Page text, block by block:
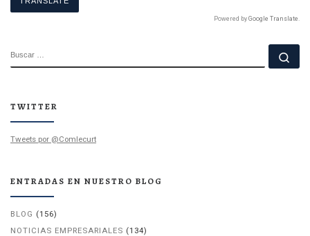
Powered by Google Translate
TWITTER
Tweets por @Comlecurt
ENTRADAS EN NUESTRO BLOG
BLOG (156)
NOTICIAS EMPRESARIALES (134)